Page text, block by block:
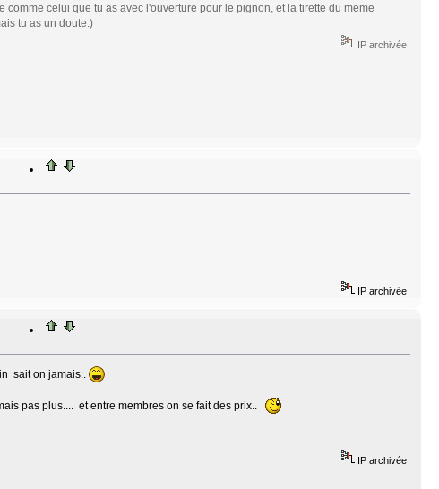
celui que tu as avec l'ouverture pour le pignon, et la tirette du meme
tu as un doute.)
IP archivée
IP archivée
sait on jamais..
pas plus.... et entre membres on se fait des prix..
IP archivée